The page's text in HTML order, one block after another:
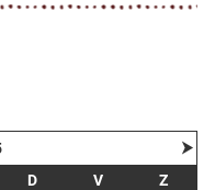
⮞
D V Z